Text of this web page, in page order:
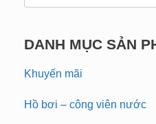
DANH MỤC SẢN
Khuyến mãi
Hồ bơi – công viên nước